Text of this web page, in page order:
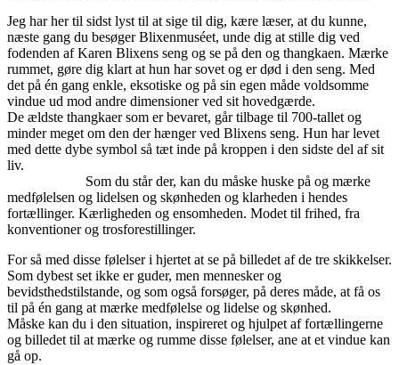
Jeg har her til sidst lyst til at sige til dig, kære læser, at du kunne,
næste gang du besøger Blixenmuséet, unde dig at stille dig ved
fodenden af Karen Blixens seng og se på den og thangkaen. Mærke
rummet, gøre dig klart at hun har sovet og er død i den seng. Med
det på én gang enkle, eksotiske og på sin egen måde voldsomme
vindue ud mod andre dimensioner ved sit hovedgærde.
De ældste thangkaer som er bevaret, går tilbage til 700-tallet og
minder meget om den der hænger ved Blixens seng. Hun har levet
med dette dybe symbol så tæt inde på kroppen i den sidste del af sit
liv.
Som du står der, kan du måske huske på og mærke
medfølelsen og lidelsen og skønheden og klarheden i hendes
fortællinger. Kærligheden og ensomheden. Modet til frihed, fra
konventioner og trosforestillinger.
For så med disse følelser i hjertet at se på billedet af de tre skikkelser.
Som dybest set ikke er guder, men mennesker og
bevidsthedstilstande, og som også forsøger, på deres måde, at få os
til på én gang at mærke medfølelse og lidelse og skønhed.
Måske kan du i den situation, inspireret og hjulpet af fortællingerne
og billedet til at mærke og rumme disse følelser, ane at et vindue kan
gå op.